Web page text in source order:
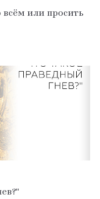
или просить